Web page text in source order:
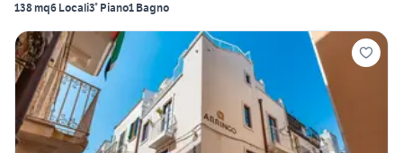
138 mq6 Locali3° Piano1 Bagno